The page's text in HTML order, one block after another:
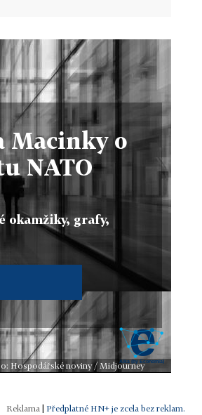
Macinky o
NATO
okamžiky, grafy,
Hospodářské noviny / Midjourney
Předplatné HN+ je zcela bez reklam.